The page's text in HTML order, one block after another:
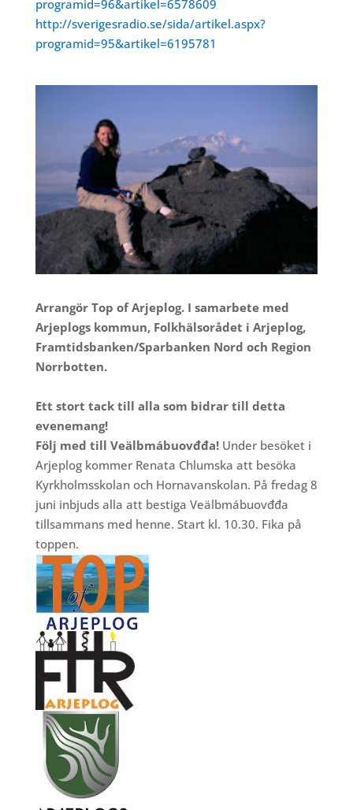
programid=96&artikel=6578609
http://sverigesradio.se/sida/artikel.aspx?
programid=95&artikel=6195781
Arrangör Top of Arjeplog. I samarbete med
Arjeplogs kommun, Folkhälsorådet i Arjeplog,
Framtidsbanken/Sparbanken Nord och Region
Norrbotten.
Ett stort tack till alla som bidrar till detta
evenemang!
Följ med till Veälbmábuovđđa! Under besöket i
Arjeplog kommer Renata Chlumska att besöka
Kyrkholmsskolan och Hornavanskolan. På fredag 8
juni inbjuds alla att bestiga Veälbmábuovđđa
tillsammans med henne. Start kl. 10.30. Fika på
toppen.